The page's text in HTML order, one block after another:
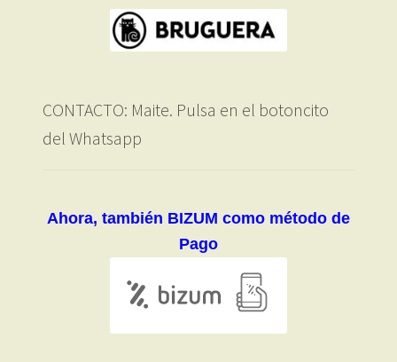
CONTACTO: Maite. Pulsa en el botoncito
del Whatsapp
Ahora, también BIZUM como método de
Pago